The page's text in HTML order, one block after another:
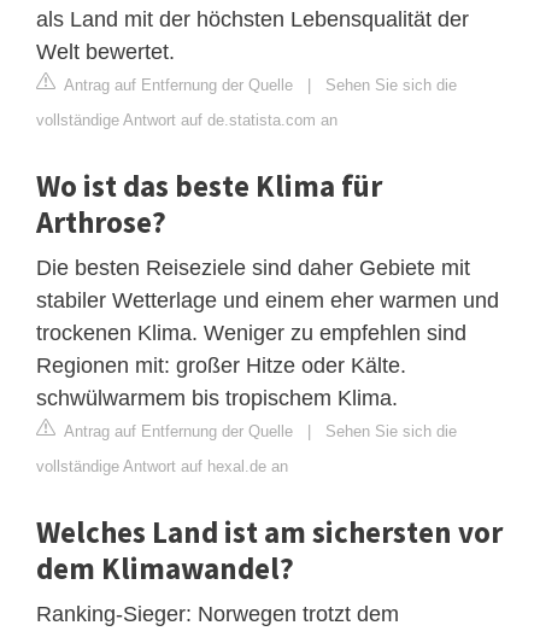
als Land mit der höchsten Lebensqualität der
Welt bewertet.
Antrag auf Entfernung der Quelle | Sehen Sie sich die
vollständige Antwort auf de.statista.com an
Wo ist das beste Klima für
Arthrose?
Die besten Reiseziele sind daher Gebiete mit
stabiler Wetterlage und einem eher warmen und
trockenen Klima. Weniger zu empfehlen sind
Regionen mit: großer Hitze oder Kälte.
schwülwarmem bis tropischem Klima.
Antrag auf Entfernung der Quelle | Sehen Sie sich die
vollständige Antwort auf hexal.de an
Welches Land ist am sichersten vor
dem Klimawandel?
Ranking-Sieger: Norwegen trotzt dem